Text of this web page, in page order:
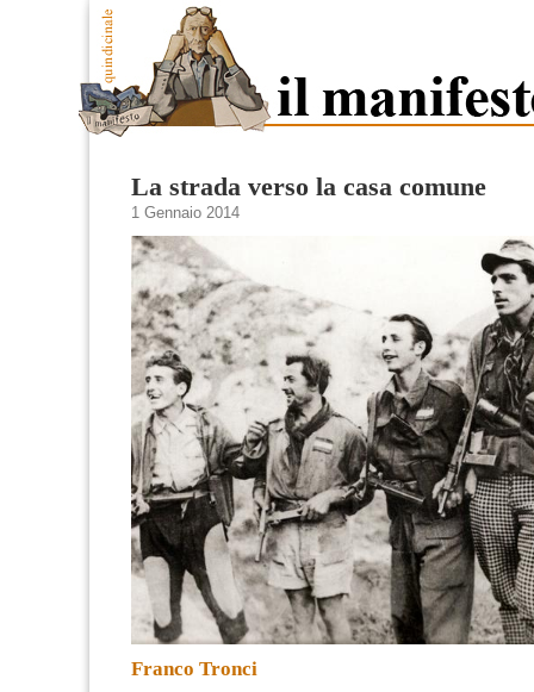
La strada verso la casa comune
1 Gennaio 2014
Franco Tronci